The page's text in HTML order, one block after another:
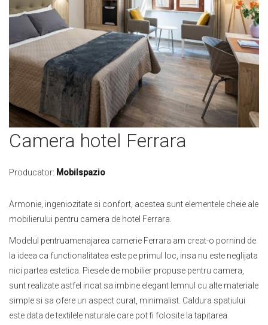
Camera hotel Ferrara
Producator: Mobilspazio
Armonie, ingeniozitate si confort, acestea sunt elementele cheie ale
mobilierului pentru camera de hotel Ferrara.
Modelul pentruamenajarea camerie Ferrara am creat-o pornind de
la ideea ca functionalitatea este pe primul loc, insa nu este neglijata
nici partea estetica. Piesele de mobilier propuse pentru camera,
sunt realizate astfel incat sa imbine elegant lemnul cu alte materiale
simple si sa ofere un aspect curat, minimalist. Caldura spatiului
este data de textilele naturale care pot fi folosite la tapitarea
Skip
to
beginning
images
gallery